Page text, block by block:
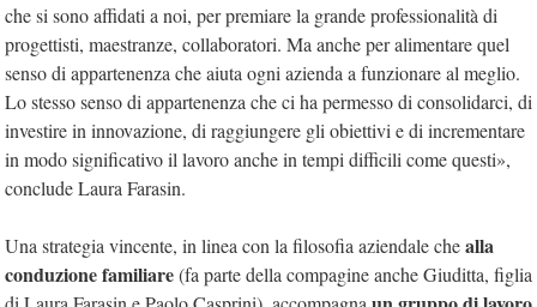
che si sono affidati a noi, per premiare la grande professionalità di
progettisti, maestranze, collaboratori. Ma anche per alimentare quel
senso di appartenenza che aiuta ogni azienda a funzionare al meglio.
Lo stesso senso di appartenenza che ci ha permesso di consolidarci, di
investire in innovazione, di raggiungere gli obiettivi e di incrementare
in modo significativo il lavoro anche in tempi difficili come questi»,
conclude Laura Farasin.
Una strategia vincente, in linea con la filosofia aziendale chealla
conduzione familiare(fa parte della compagine anche Giuditta, figlia